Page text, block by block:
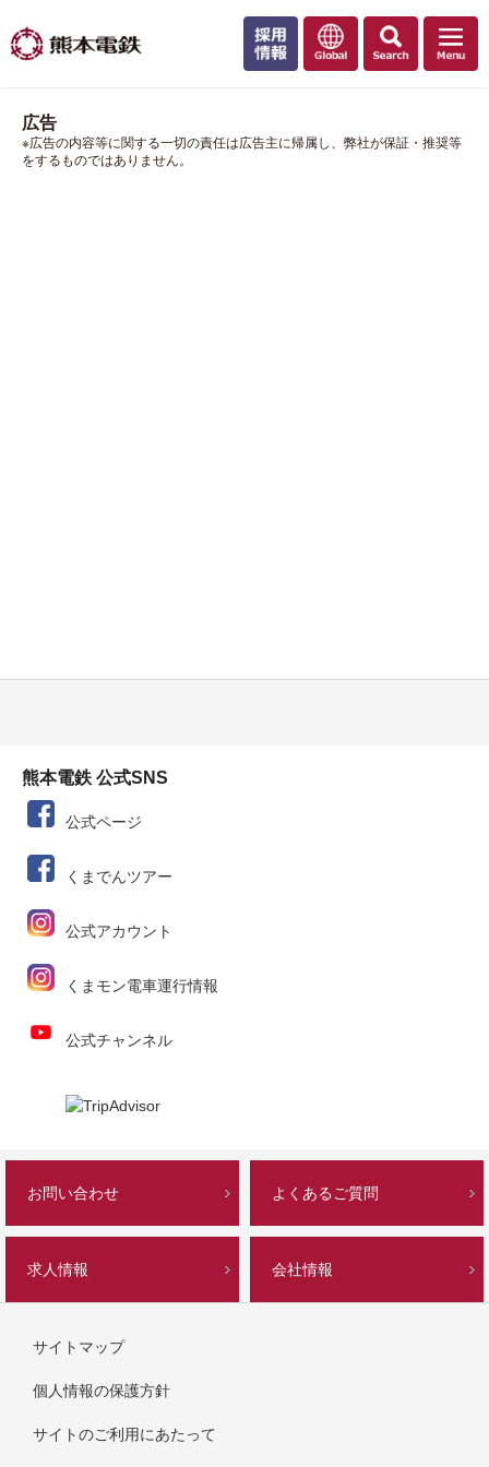
広告
※広告の内容等に関する一切の責任は広告主に帰属し、弊社が保証・推奨等
をするものではありません。
熊本電鉄 公式SNS
公式ページ
くまでんツアー
公式アカウント
くまモン電車運行情報
公式チャンネル
お問い合わせ よくあるご質問
求人情報 会社情報
サイトマップ
個人情報の保護方針
サイトのご利用にあたって